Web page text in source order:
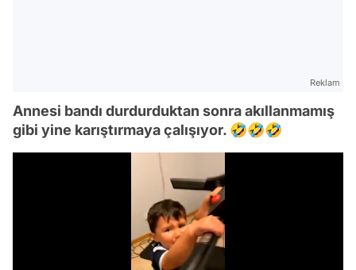
Reklam
Annesi bandı durdurduktan sonra akıllanmamış
gibi yine karıştırmaya çalışıyor. 🤣🤣🤣